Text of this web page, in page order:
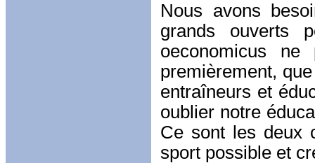
Nous avons
grands ouverts
oeconomicus
premièrement,
entraîneurs et
oublier notre
Ce sont les deux
sport possible et